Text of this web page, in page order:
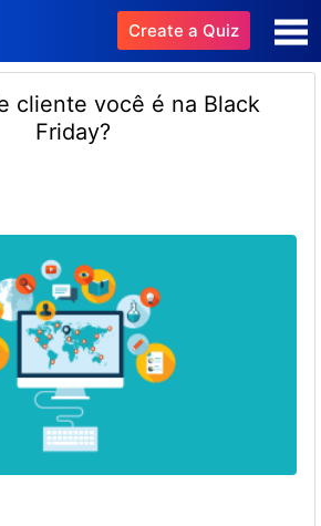
Create a Quiz
cliente você é na Black
Friday?